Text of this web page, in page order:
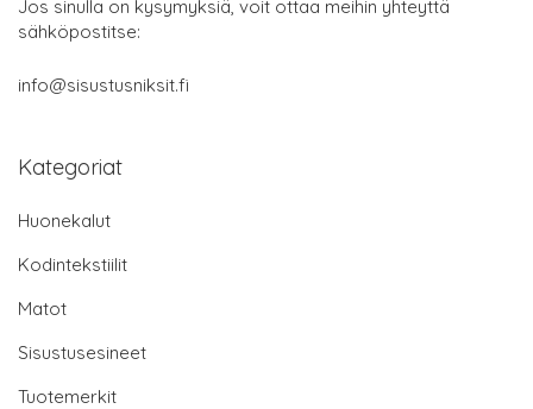
Jos sinulla on kysymyksiä, voit ottaa meihin yhteyttä
sähköpostitse:
info@sisustusniksit.fi
Kategoriat
Huonekalut
Kodintekstiilit
Matot
Sisustusesineet
Tuotemerkit